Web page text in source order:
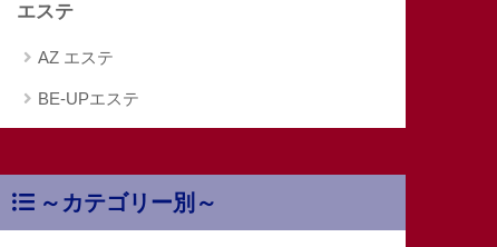
エステ
AZ エステ
BE-UPエステ
～カテゴリー別～